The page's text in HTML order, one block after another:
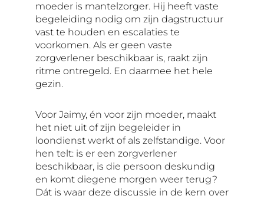
moeder is mantelzorger. Hij heeft vaste
begeleiding nodig om zijn dagstructuur
vast te houden en escalaties te
voorkomen. Als er geen vaste
zorgverlener beschikbaar is, raakt zijn
ritme ontregeld. En daarmee het hele
gezin.
Voor Jaimy, én voor zijn moeder, maakt
het niet uit of zijn begeleider in
loondienst werkt of als zelfstandige. Voor
hen telt: is er een zorgverlener
beschikbaar, is die persoon deskundig
en komt diegene morgen weer terug?
Dát is waar deze discussie in de kern over